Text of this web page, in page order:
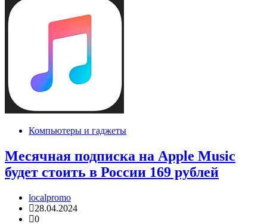
Компьютеры и гаджеты
Месячная подписка на Apple Music
будет стоить в России 169 рублей
localpromo
28.04.2024
0